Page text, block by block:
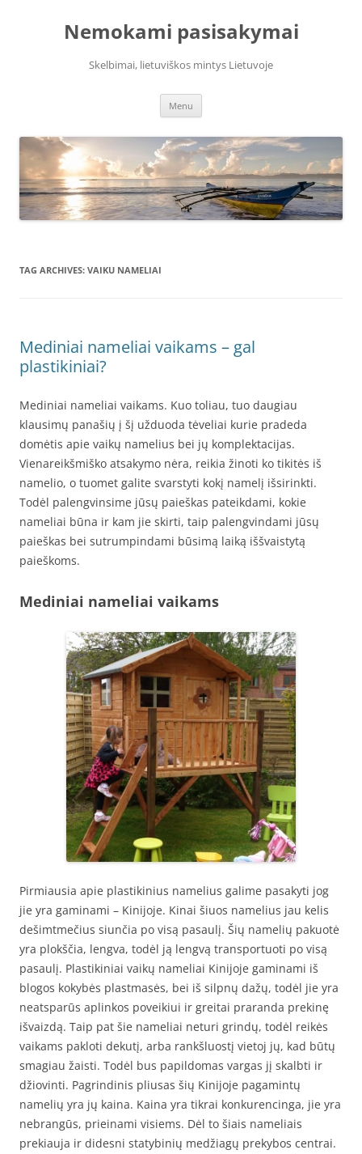
Nemokami pasisakymai
Skelbimai, lietuviškos mintys Lietuvoje
Menu
TAG ARCHIVES: VAIKU NAMELIAI
Mediniai nameliai vaikams – gal
plastikiniai?
Mediniai nameliai vaikams. Kuo toliau, tuo daugiau
klausimų panašių į šį užduoda tėveliai kurie pradeda
domėtis apie vaikų namelius bei jų komplektacijas.
Vienareikšmiško atsakymo nėra, reikia žinoti ko tikitės iš
namelio, o tuomet galite svarstyti kokį namelį išsirinkti.
Todėl palengvinsime jūsų paieškas pateikdami, kokie
nameliai būna ir kam jie skirti, taip palengvindami jūsų
paieškas bei sutrumpindami būsimą laiką iššvaistytą
paieškoms.
Mediniai nameliai vaikams
Pirmiausia apie plastikinius namelius galime pasakyti jog
jie yra gaminami – Kinijoje. Kinai šiuos namelius jau kelis
dešimtmečius siunčia po visą pasaulį. Šių namelių pakuotė
yra plokščia, lengva, todėl ją lengvą transportuoti po visą
pasaulį. Plastikiniai vaikų nameliai Kinijoje gaminami iš
blogos kokybės plastmasės, bei iš silpnų dažų, todėl jie yra
neatsparūs aplinkos poveikiui ir greitai praranda prekinę
išvaizdą. Taip pat šie nameliai neturi grindų, todėl reikės
vaikams pakloti dekutį, arba rankšluostį vietoj jų, kad būtų
smagiau žaisti. Todėl bus papildomas vargas jį skalbti ir
džiovinti. Pagrindinis pliusas šių Kinijoje pagamintų
namelių yra jų kaina. Kaina yra tikrai konkurencinga, jie yra
nebrangūs, prieinami visiems. Dėl to šiais nameliais
prekiauja ir didesni statybinių medžiagų prekybos centrai.